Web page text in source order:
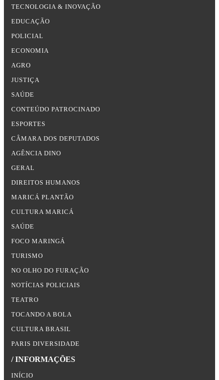
TECNOLOGIA & INOVAÇÃO
EDUCAÇÃO
POLICIAL
ECONOMIA
AGRO
JUSTIÇA
SAÚDE
CONTEÚDO PATROCINADO
ESPORTES
CÂMARA DOS DEPUTADOS
AGÊNCIA DINO
GERAL
DIREITOS HUMANOS
MARICÁ PLANTÃO
CULTURA MARICÁ
SAÚDE
FOCO MARINGÁ
TURISMO
NO OLHO DO FURAÇÃO
NOTÍCIAS POLICIAIS
TEATRO
TOCANDO A BOLA
CULTURA BRASIL
PARIS DIVERSIDADE
/ INFORMAÇÕES
INÍCIO